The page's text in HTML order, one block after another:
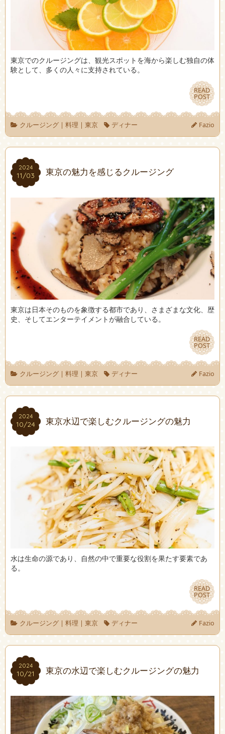
東京でのクルージングは、観光スポットを海から楽しむ独自の体
験として、多くの人々に支持されている。
READ
POST
READ
POST
クルージング| 料理 | 東京 ディナー Fazio
2024
11/03
2024
11/03 東京の魅力を感じるクルージング
東京は日本そのものを象徴する都市であり、さまざまな文化、歴
史、そしてエンターテイメントが融合している。
READ
POST
READ
POST
クルージング| 料理 | 東京 ディナー Fazio
2024
10/24
2024
10/24 東京水辺で楽しむクルージングの魅力
水は生命の源であり、自然の中で重要な役割を果たす要素であ
る。
READ
POST
READ
POST
クルージング| 料理 | 東京 ディナー Fazio
2024
10/21
2024
10/21 東京の水辺で楽しむクルージングの魅力